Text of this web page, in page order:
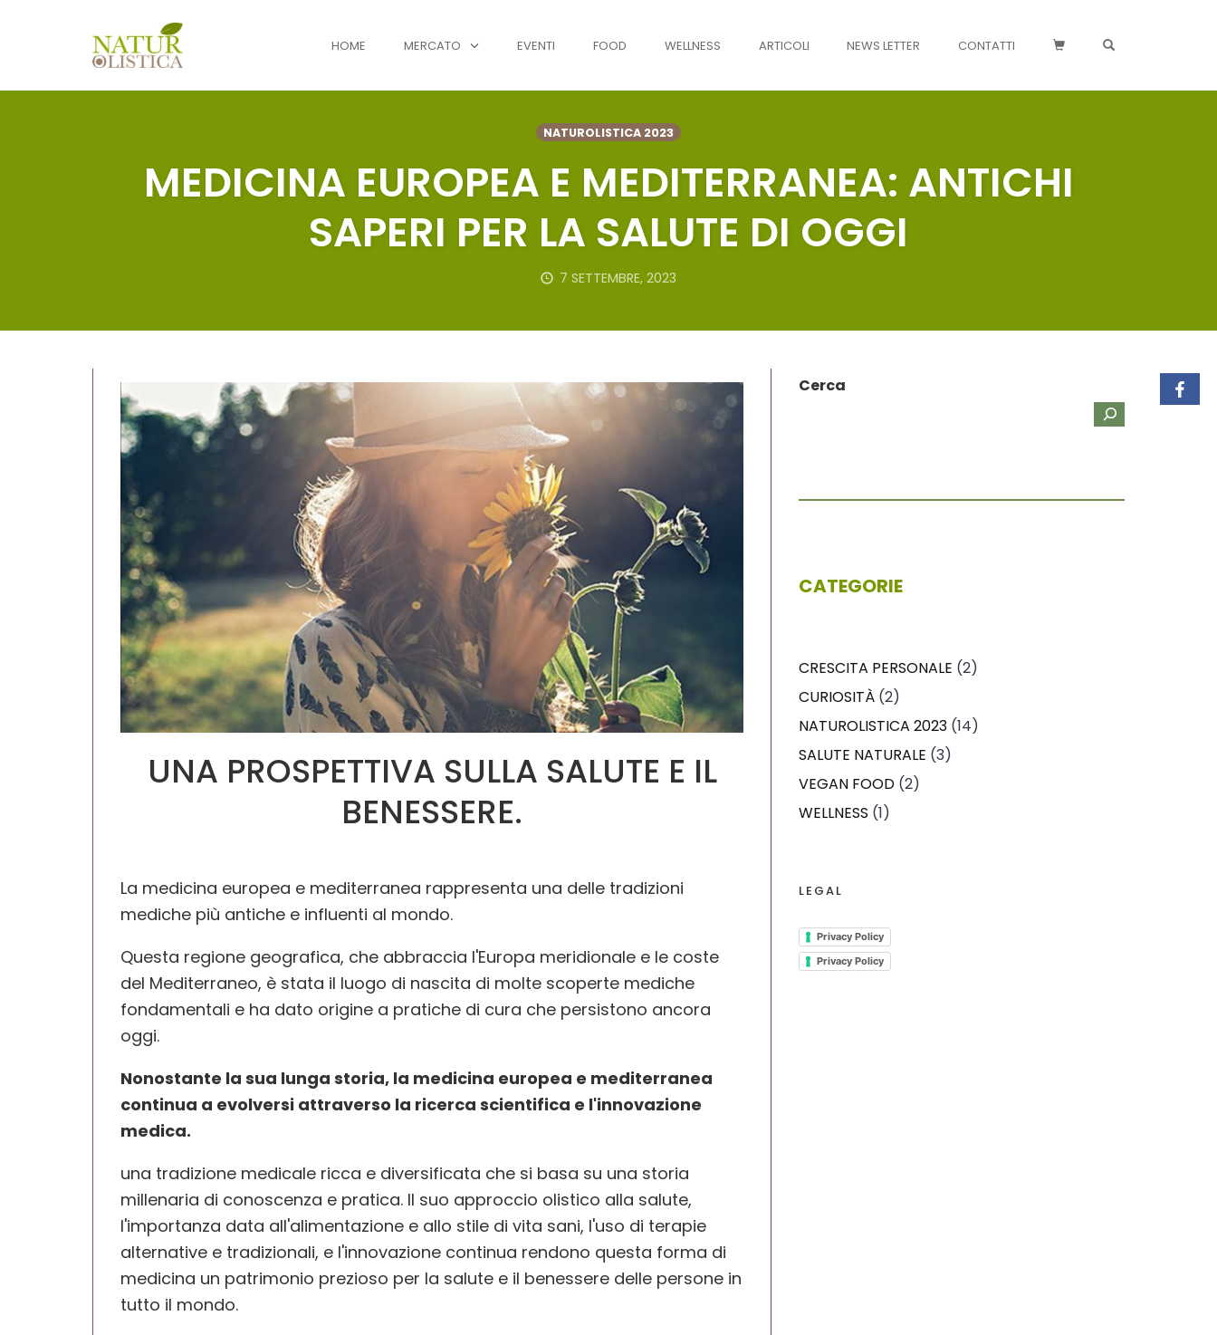
HOME MERCATO EVENTI FOOD WELLNESS ARTICOLI NEWS LETTER CONTATTI OPEN SEARCH
NATUROLISTICA 2023
MEDICINA EUROPEA E MEDITERRANEA: ANTICHI
SAPERI PER LA SALUTE DI OGGI
7 SETTEMBRE, 2023
UNA PROSPETTIVA SULLA SALUTE E IL
BENESSERE.
La medicina europea e mediterranea rappresenta una delle tradizioni
mediche più antiche e influenti al mondo.
Questa regione geografica, che abbraccia l'Europa meridionale e le coste
del Mediterraneo, è stata il luogo di nascita di molte scoperte mediche
fondamentali e ha dato origine a pratiche di cura che persistono ancora
oggi.
Nonostante la sua lunga storia, la medicina europea e mediterranea
continua a evolversi attraverso la ricerca scientifica e l'innovazione
medica.
una tradizione medicale ricca e diversificata che si basa su una storia
millenaria di conoscenza e pratica. Il suo approccio olistico alla salute,
l'importanza data all'alimentazione e allo stile di vita sani, l'uso di terapie
alternative e tradizionali, e l'innovazione continua rendono questa forma di
medicina un patrimonio prezioso per la salute e il benessere delle persone in
tutto il mondo.
Cerca
CATEGORIE
CRESCITA PERSONALE (2)
CURIOSITÀ (2)
NATUROLISTICA 2023 (14)
SALUTE NATURALE (3)
VEGAN FOOD (2)
WELLNESS (1)
LEGAL
Privacy Policy
Privacy Policy